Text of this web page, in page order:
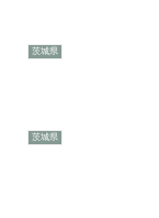
茨城県
茨城県